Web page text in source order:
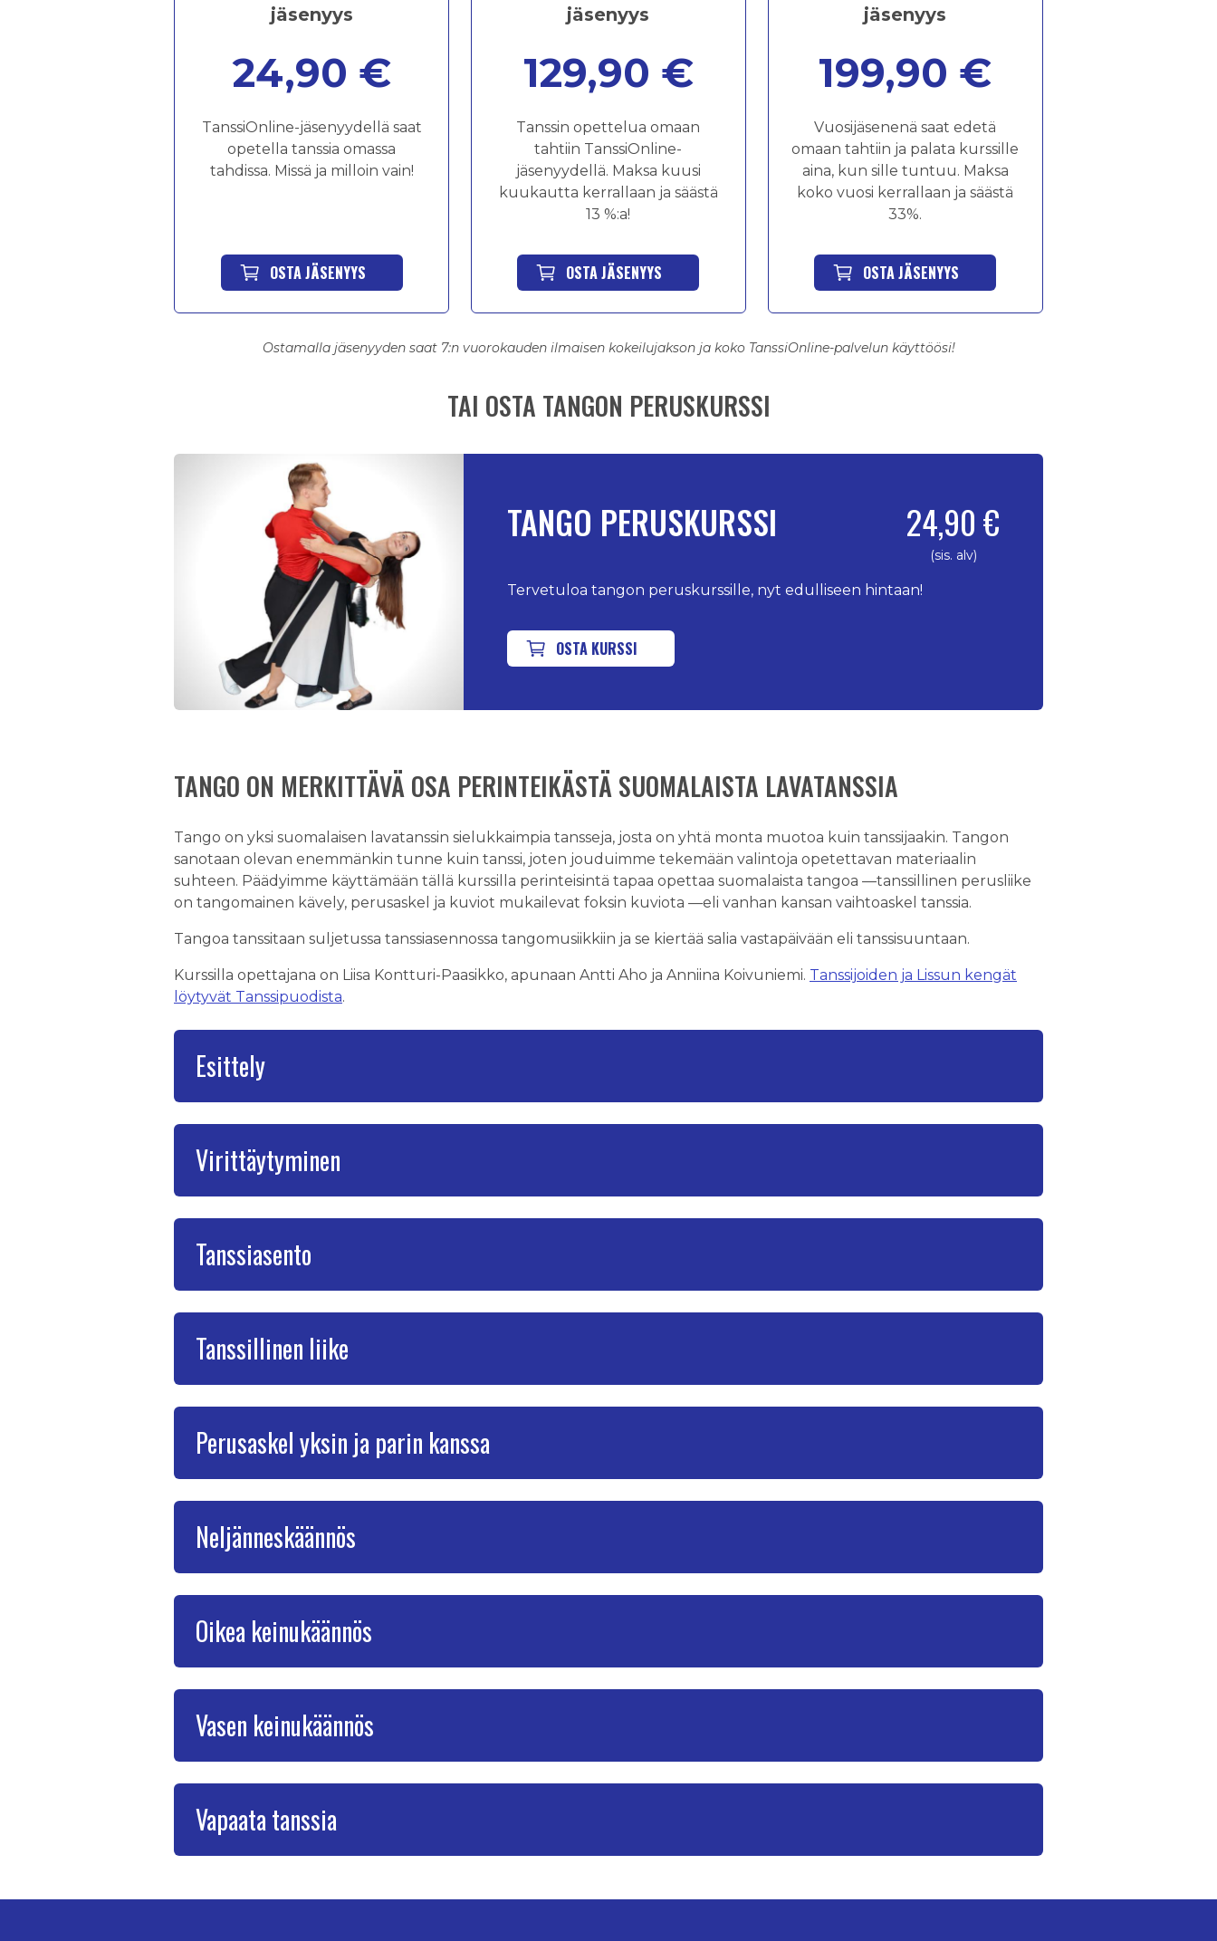
jäsenyys
24,90 €
TanssiOnline-jäsenyydellä saat
opetella tanssia omassa
tahdissa. Missä ja milloin vain!
OSTA JÄSENYYS
jäsenyys
129,90 €
Tanssin opettelua omaan
tahtiin TanssiOnline-
jäsenyydellä. Maksa kuusi
kuukautta kerrallaan ja säästä
13 %:a!
OSTA JÄSENYYS
jäsenyys
199,90 €
Vuosijäsenenä saat edetä
omaan tahtiin ja palata kurssille
aina, kun sille tuntuu. Maksa
koko vuosi kerrallaan ja säästä
33%.
OSTA JÄSENYYS
Ostamalla jäsenyyden saat 7:n vuorokauden ilmaisen kokeilujakson ja koko TanssiOnline-palvelun käyttöösi!
TAI OSTA TANGON PERUSKURSSI
TANGO PERUSKURSSI 24,90 €
(sis. alv)
Tervetuloa tangon peruskurssille, nyt edulliseen hintaan!
OSTA KURSSI
TANGO ON MERKITTÄVÄ OSA PERINTEIKÄSTÄ SUOMALAISTA LAVATANSSIA
Tango on yksi suomalaisen lavatanssin sielukkaimpia tansseja, josta on yhtä monta muotoa kuin tanssijaakin. Tangon
sanotaan olevan enemmänkin tunne kuin tanssi, joten jouduimme tekemään valintoja opetettavan materiaalin
suhteen. Päädyimme käyttämään tällä kurssilla perinteisintä tapaa opettaa suomalaista tangoa —tanssillinen perusliike
on tangomainen kävely, perusaskel ja kuviot mukailevat foksin kuviota —eli vanhan kansan vaihtoaskel tanssia.
Tangoa tanssitaan suljetussa tanssiasennossa tangomusiikkiin ja se kiertää salia vastapäivään eli tanssisuuntaan.
Kurssilla opettajana on Liisa Kontturi-Paasikko, apunaan Antti Aho ja Anniina Koivuniemi. Tanssijoiden ja Lissun kengät
löytyvät Tanssipuodista.
Esittely
Virittäytyminen
Tanssiasento
Tanssillinen liike
Perusaskel yksin ja parin kanssa
Neljänneskäännös
Oikea keinukäännös
Vasen keinukäännös
Vapaata tanssia